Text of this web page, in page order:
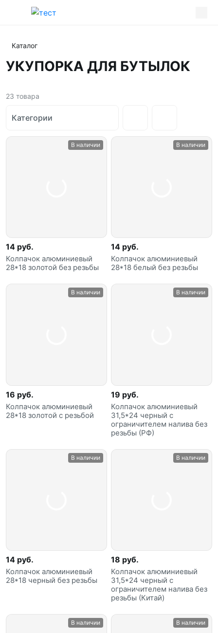
Каталог
УКУПОРКА ДЛЯ БУТЫЛОК
23 товара
Категории
В наличии
14 руб.
Колпачок алюминиевый
28*18 золотой без резьбы
В наличии
14 руб.
Колпачок алюминиевый
28*18 белый без резьбы
В наличии
16 руб.
Колпачок алюминиевый
28*18 золотой с резьбой
В наличии
19 руб.
Колпачок алюминиевый
31,5*24 черный с
ограничителем налива без
резьбы (РФ)
В наличии
14 руб.
Колпачок алюминиевый
28*18 черный без резьбы
В наличии
18 руб.
Колпачок алюминиевый
31,5*24 черный с
ограничителем налива без
резьбы (Китай)
В наличии В наличии